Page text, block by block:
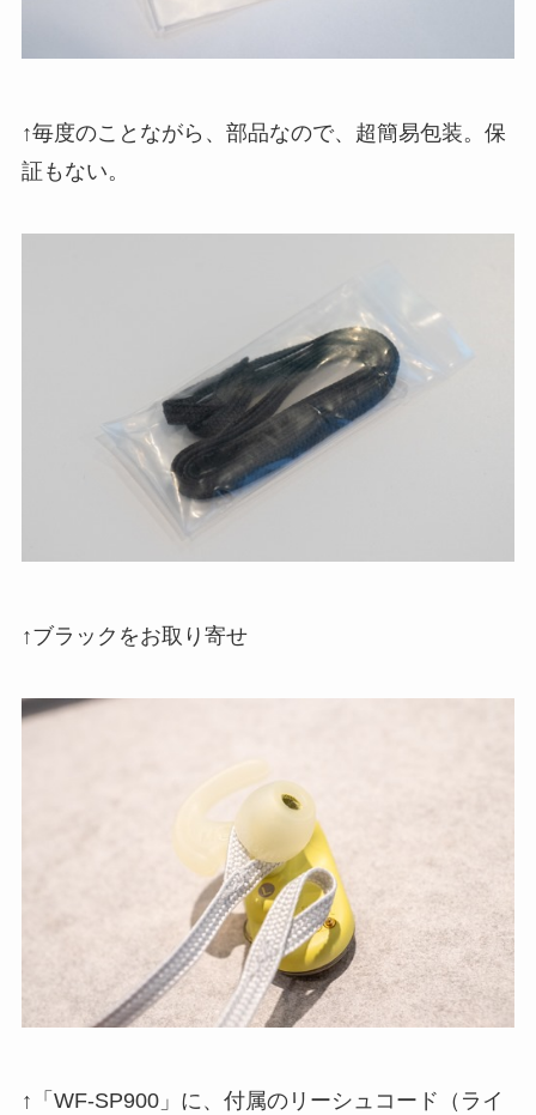
↑毎度のことながら、部品なので、超簡易包装。保
証もない。
↑ブラックをお取り寄せ
↑「WF-SP900」に、付属のリーシュコード（ライ